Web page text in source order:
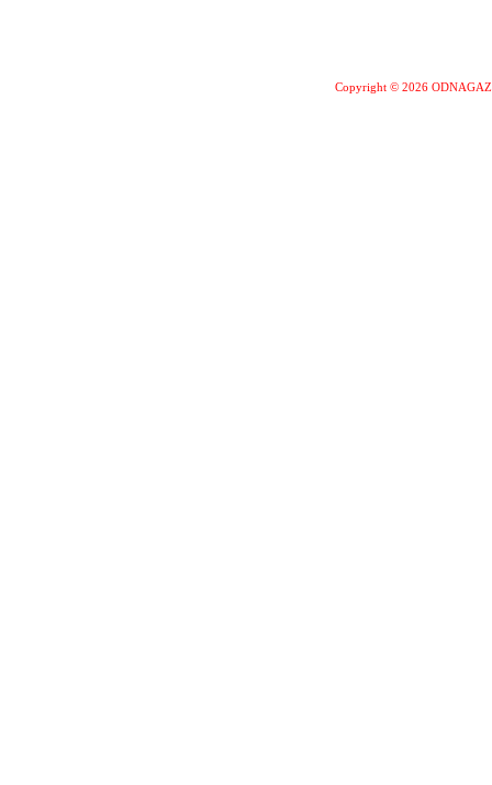
Copyright © 2026